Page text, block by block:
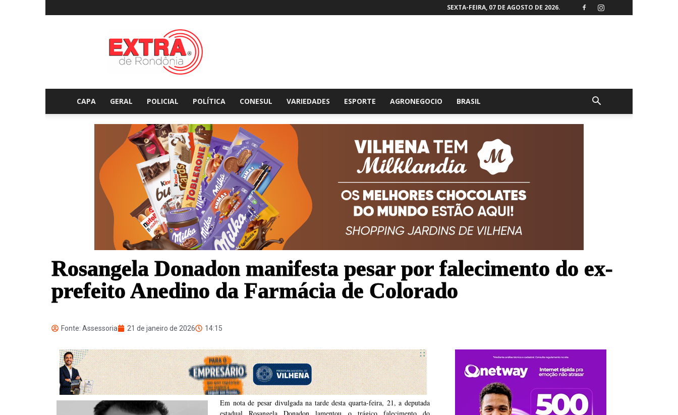
SEXTA-FEIRA, 07 DE AGOSTO DE 2026.
Extraderondonia.com.br
CAPA GERAL POLICIAL POLÍTICA CONESUL VARIEDADES ESPORTE AGRONEGOCIO BRASIL
Rosangela Donadon manifesta pesar por falecimento do ex-
prefeito Anedino da Farmácia de Colorado
Fonte: Assessoria 21 de janeiro de 2026 14:15
Em nota de pesar divulgada na tarde desta quarta-feira, 21, a deputada